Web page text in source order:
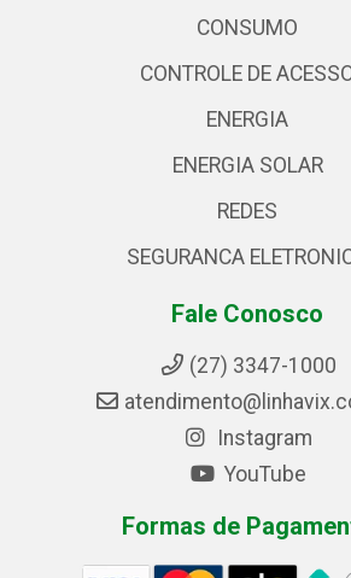
CONSUMO
CONTROLE DE
ENERGIA
ENERGIA SOLAR
REDES
SEGURANCA
Fale Conosco
(27) 3347-1000
Instagram
YouTube
Formas de